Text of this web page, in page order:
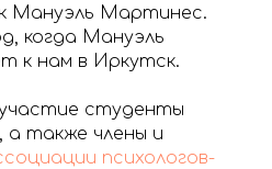
Мануэль Мартинес.
когда Мануэль
к нам в Иркутск.
студенты
, а также члены и
психологов-